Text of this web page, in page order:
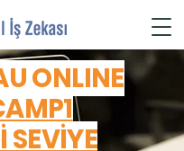
ONLINE
SEVİYE